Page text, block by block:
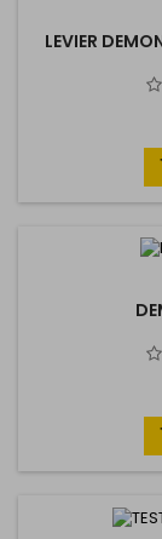
LEVIER